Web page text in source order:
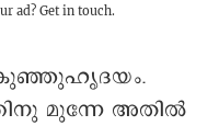
ad? Get in touch.
മുന്നേ അതിൽ